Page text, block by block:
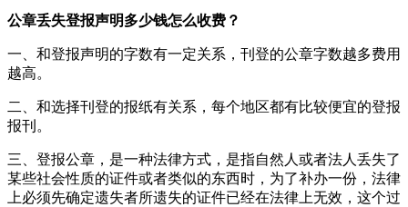
公章丢失登报声明多少钱怎么收费？
一、和登报声明的字数有一定关系，刊登的公章字数越多费用
越高。
二、和选择刊登的报纸有关系，每个地区都有比较便宜的登报
报刊。
三、登报公章，是一种法律方式，是指自然人或者法人丢失了
某些社会性质的证件或者类似的东西时，为了补办一份，法律
上必须先确定遗失者所遗失的证件已经在法律上无效，这个过